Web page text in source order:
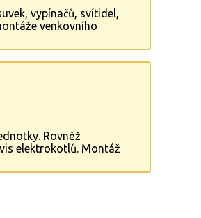
vypínačů, svítidel,
venkovního
Rovněž
elektrokotlů. Montáž